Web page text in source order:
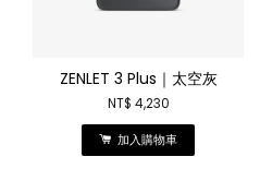
ZENLET 3 Plus｜太空灰
NT$ 4,230
加入購物車